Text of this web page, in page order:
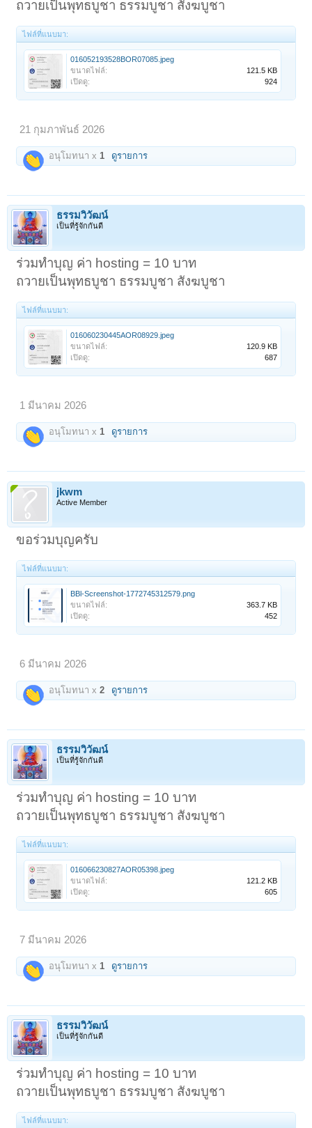
ถวายเป็นพุทธบูชา ธรรมบูชา สังฆบูชา
ไฟล์ที่แนบมา:
016052193528BOR07085.jpeg
ขนาดไฟล์:
121.5 KB
เปิดดู:
924
21 กุมภาพันธ์ 2026
อนุโมทนา x 1 ดูรายการ
ธรรมวิวัฒน์
เป็นที่รู้จักกันดี
ร่วมทำบุญ ค่า hosting = 10 บาท
ถวายเป็นพุทธบูชา ธรรมบูชา สังฆบูชา
ไฟล์ที่แนบมา:
016060230445AOR08929.jpeg
ขนาดไฟล์:
120.9 KB
เปิดดู:
687
1 มีนาคม 2026
อนุโมทนา x1 ดูรายการ
jkwm
Active Member
ขอร่วมบุญครับ
ไฟล์ที่แนบมา:
BBl-Screenshot-1772745312579.png
ขนาดไฟล์:
363.7 KB
เปิดดู:
452
6 มีนาคม 2026
อนุโมทนา x2 ดูรายการ
ธรรมวิวัฒน์
เป็นที่รู้จักกันดี
ร่วมทำบุญ ค่า hosting = 10 บาท
ถวายเป็นพุทธบูชา ธรรมบูชา สังฆบูชา
ไฟล์ที่แนบมา:
016066230827AOR05398.jpeg
ขนาดไฟล์:
121.2 KB
เปิดดู:
605
7 มีนาคม 2026
อนุโมทนา x 1 ดูรายการ
ธรรมวิวัฒน์
เป็นที่รู้จักกันดี
ร่วมทำบุญ ค่า hosting = 10 บาท
ถวายเป็นพุทธบูชา ธรรมบูชา สังฆบูชา
ไฟล์ที่แนบมา:
< ย้อนกลับ 1 ← 198 199 200 201 202 203 ถัดไป >